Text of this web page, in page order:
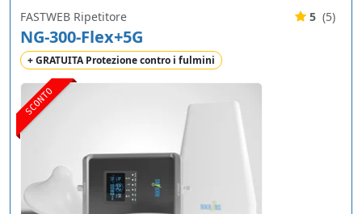
SCONTO
FASTWEB Ripetitore
NG-300-Flex+5G
+ GRATUITA Protezione contro i fulmini
5 (5)